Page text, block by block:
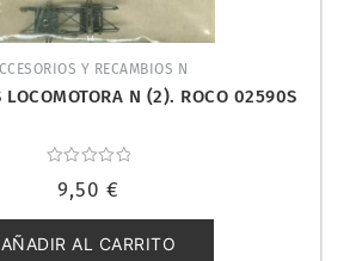
Y RECAMBIOS N
LOCOMOTORA N (2). ROCO 02590S
con
de
5
9,50 €
AÑADIR AL CARRITO